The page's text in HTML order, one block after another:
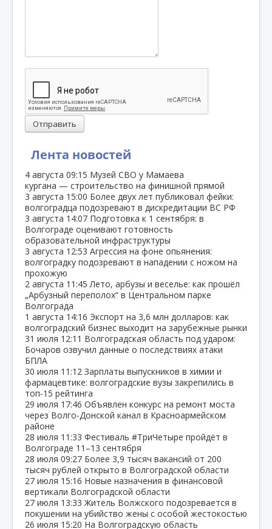
Лента новостей
4 августа 09:15 Музей СВО у Мамаева
кургана — строительство на финишной прямой
3 августа 15:00 Более двух лет публиковал фейки:
волгоградца подозревают в дискредитации ВС РФ
3 августа 14:07 Подготовка к 1 сентября: в
Волгограде оценивают готовность
образовательной инфраструктуры
3 августа 12:53 Агрессия на фоне опьянения:
волгоградку подозревают в нападении с ножом на
прохожую
2 августа 11:45 Лето, арбузы и веселье: как прошёл
„Арбузный переполох“ в Центральном парке
Волгограда
1 августа 14:16 Экспорт на 3,6 млн долларов: как
волгоградский бизнес выходит на зарубежные рынки
31 июля 12:11 Волгоградская область под ударом:
Бочаров озвучил данные о последствиях атаки
БПЛА
30 июля 11:12 Зарплаты выпускников в химии и
фармацевтике: волгоградские вузы закрепились в
топ‑15 рейтинга
29 июля 17:46 Объявлен конкурс на ремонт моста
через Волго‑Донской канал в Красноармейском
районе
28 июля 11:33 Фестиваль #ТриЧетыре пройдёт в
Волгограде 11–13 сентября
28 июля 09:27 Более 3,9 тысяч вакансий от 200
тысяч рублей открыто в Волгоградской области
27 июля 15:16 Новые назначения в финансовой
вертикали Волгоградской области
27 июля 13:33 Житель Волжского подозревается в
покушении на убийство жены с особой жестокостью
26 июля 15:20 На Волгоградскую область
Отправить